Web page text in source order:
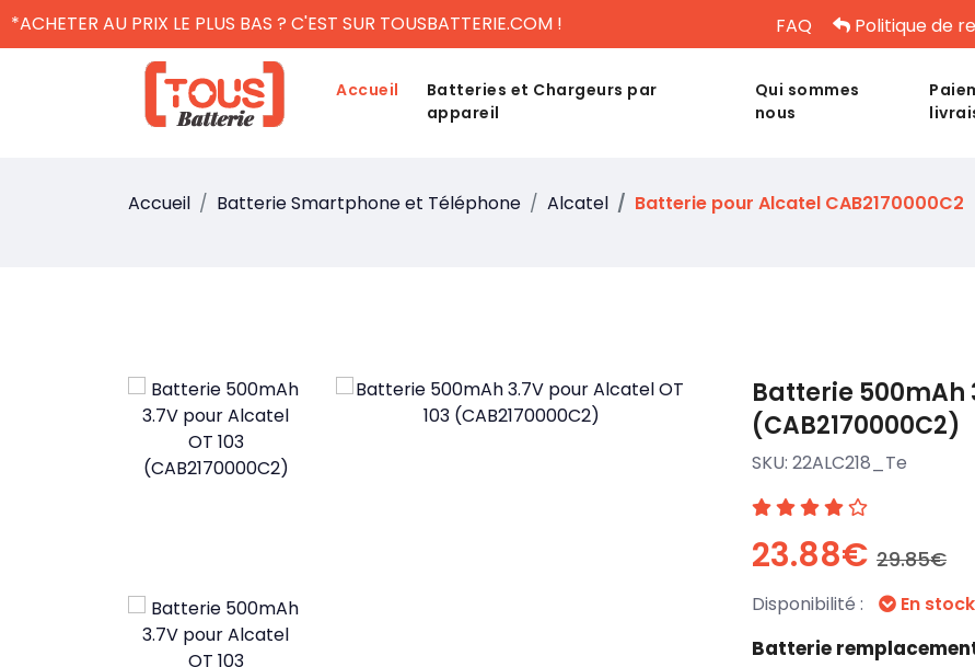
*ACHETER AU PRIX LE PLUS BAS ? C'EST SUR TOUSBATTERIE.COM ! FAQ Politique de
Accueil
Batteries et Chargeurs par
appareil
Qui sommes
nous
Accueil Batterie Smartphone et Téléphone Alcatel Batterie pour Alcatel CAB2170000C2
Batterie 500mAh
(CAB2170000C2)
SKU: 22ALC218_Te
23.88€ 29.85€
Disponibilité : En stock
Batterie